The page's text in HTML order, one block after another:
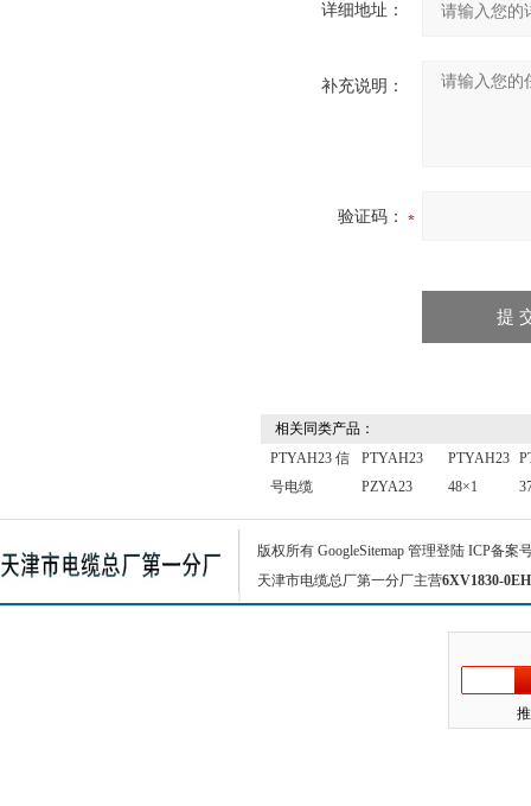
详细地址：
补充说明：
验证码：
相关同类产品：
PTYAH23 信
号电缆
PTYAH23
PZYA23
PTYAH23
48×1
版权所有 GoogleSitemap 管理登陆 ICP备案
天津市电缆总厂第一分厂主营6XV1830-